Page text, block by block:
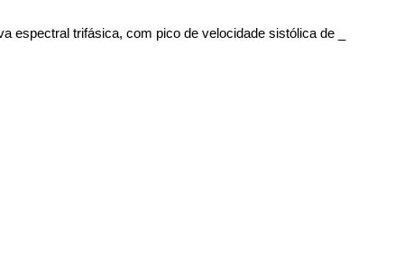
espectral trifásica, com pico de velocidade sistólica de _